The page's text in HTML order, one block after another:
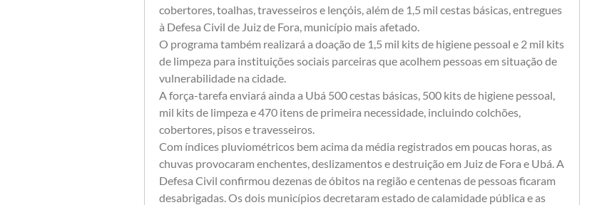
cobertores, toalhas, travesseiros e lençóis, além de 1,5 mil cestas básicas, entregues
à Defesa Civil de Juiz de Fora, município mais afetado.
O programa também realizará a doação de 1,5 mil kits de higiene pessoal e 2 mil kits
de limpeza para instituições sociais parceiras que acolhem pessoas em situação de
vulnerabilidade na cidade.
A força-tarefa enviará ainda a Ubá 500 cestas básicas, 500 kits de higiene pessoal,
mil kits de limpeza e 470 itens de primeira necessidade, incluindo colchões,
cobertores, pisos e travesseiros.
Com índices pluviométricos bem acima da média registrados em poucas horas, as
chuvas provocaram enchentes, deslizamentos e destruição em Juiz de Fora e Ubá. A
Defesa Civil confirmou dezenas de óbitos na região e centenas de pessoas ficaram
desabrigadas. Os dois municípios decretaram estado de calamidade pública e as